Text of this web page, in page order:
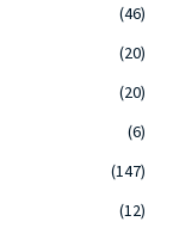
(46)
(20)
(20)
(6)
(147)
(12)